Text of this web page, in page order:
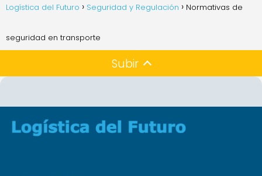
Logística del Futuro Seguridad y Regulación Normativas de
seguridad en transporte
Subir